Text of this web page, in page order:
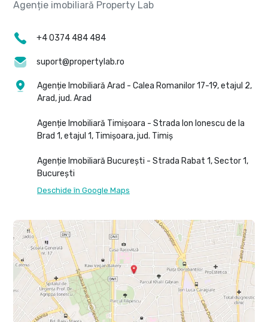
+4 0374 484 484
suport@propertylab.ro
Agenție Imobiliară Arad - Calea Romanilor 17-19, etajul 2,
Arad, jud. Arad
Agenție Imobiliară Timișoara - Strada Ion Ionescu de la
Brad 1, etajul 1, Timișoara, jud. Timiș
Agenție Imobiliară București - Strada Rabat 1, Sector 1,
București
Deschide în Google Maps